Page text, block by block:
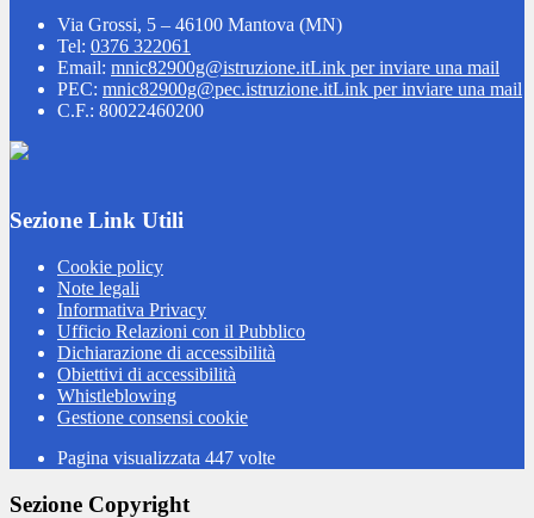
Via Grossi, 5 – 46100 Mantova (MN)
Tel: 0376 322061
Email: mnic82900g@istruzione.itLink per inviare una mail
PEC: mnic82900g@pec.istruzione.itLink per inviare una mail
C.F.: 80022460200
Sezione Link Utili
Cookie policy
Note legali
Informativa Privacy
Ufficio Relazioni con il Pubblico
Dichiarazione di accessibilità
Obiettivi di accessibilità
Whistleblowing
Gestione consensi cookie
Pagina visualizzata 447 volte
Sezione Copyright